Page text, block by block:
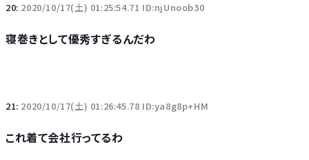
20: 2020/10/17(土) 01:25:54.71 ID:njUnoob30
寝巻きとして優秀すぎるんだわ
21: 2020/10/17(土) 01:26:45.78 ID:ya8g8p+HM
これ着て会社行ってるわ